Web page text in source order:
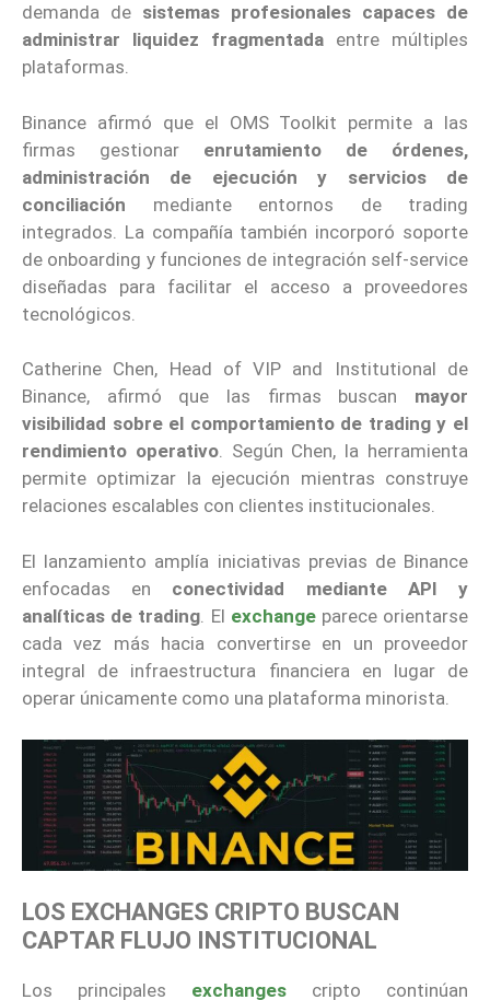
demanda de sistemas profesionales capaces de
administrar liquidez fragmentada entre múltiples
plataformas.
Binance afirmó que el OMS Toolkit permite a las
firmas gestionar enrutamiento de órdenes,
administración de ejecución y servicios de
conciliación mediante entornos de trading
integrados. La compañía también incorporó soporte
de onboarding y funciones de integración self-service
diseñadas para facilitar el acceso a proveedores
tecnológicos.
Catherine Chen, Head of VIP and Institutional de
Binance, afirmó que las firmas buscan mayor
visibilidad sobre el comportamiento de trading y el
rendimiento operativo. Según Chen, la herramienta
permite optimizar la ejecución mientras construye
relaciones escalables con clientes institucionales.
El lanzamiento amplía iniciativas previas de Binance
enfocadas en conectividad mediante API y
analíticas de trading . El exchange parece orientarse
cada vez más hacia convertirse en un proveedor
integral de infraestructura financiera en lugar de
operar únicamente como una plataforma minorista.
LOS EXCHANGES CRIPTO BUSCAN
CAPTAR FLUJO INSTITUCIONAL
Los principales exchanges cripto continúan